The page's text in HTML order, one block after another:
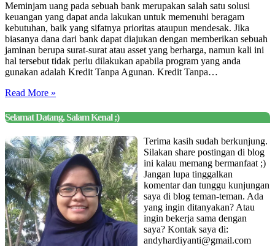
Meminjam uang pada sebuah bank merupakan salah satu solusi
keuangan yang dapat anda lakukan untuk memenuhi beragam
kebutuhan, baik yang sifatnya prioritas ataupun mendesak. Jika
biasanya dana dari bank dapat diajukan dengan memberikan sebuah
jaminan berupa surat-surat atau asset yang berharga, namun kali ini
hal tersebut tidak perlu dilakukan apabila program yang anda
gunakan adalah Kredit Tanpa Agunan. Kredit Tanpa…
Read More »
Selamat Datang, Salam Kenal ;)
Terima kasih sudah berkunjung.
Silakan share postingan di blog
ini kalau memang bermanfaat ;)
Jangan lupa tinggalkan
komentar dan tunggu kunjungan
saya di blog teman-teman. Ada
yang ingin ditanyakan? Atau
ingin bekerja sama dengan
saya? Kontak saya di:
andyhardiyanti@gmail.com